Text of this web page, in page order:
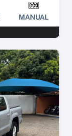
MANUAL